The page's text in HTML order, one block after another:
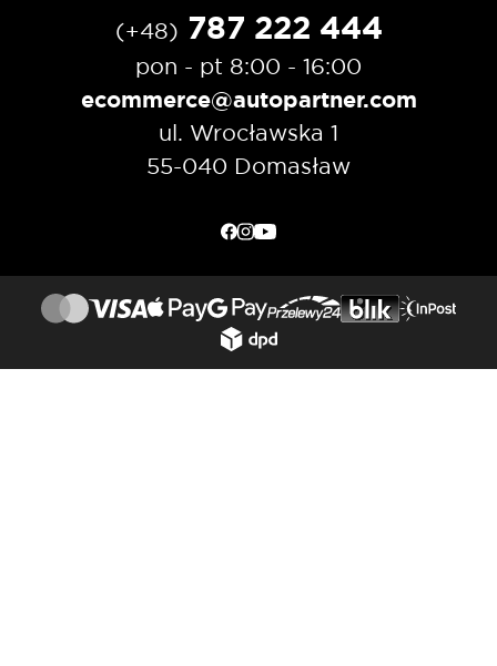
(+48) 787 222 444
pon - pt 8:00 - 16:00
ecommerce@autopartner.com
ul. Wrocławska 1
55-040 Domasław